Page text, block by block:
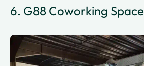
6. G88 Coworking Space